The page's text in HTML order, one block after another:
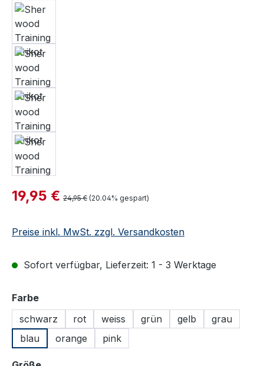
Verkaufspreis:
19,95 € Regulärer Preis:
24,95 € (20.04% gespart)
Preise inkl. MwSt. zzgl. Versandkosten
Sofort verfügbar, Lieferzeit: 1 - 3 Werktage
Farbeauswählen
schwarz
rot weiss grün gelb
grau
blau
orange pink